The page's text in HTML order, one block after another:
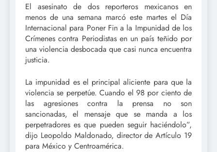
El asesinato de dos reporteros mexicanos en
menos de una semana marcó este martes el Día
Internacional para Poner Fin a la Impunidad de los
Crímenes contra Periodistas en un país teñido por
una violencia desbocada que casi nunca encuentra
justicia.
La impunidad es el principal aliciente para que la
violencia se perpetúe. Cuando el 98 por ciento de
las agresiones contra la prensa no son
sancionadas, el mensaje que se manda a los
perpetradores es que pueden seguir haciéndolo”,
dijo Leopoldo Maldonado, director de Artículo 19
para México y Centroamérica.